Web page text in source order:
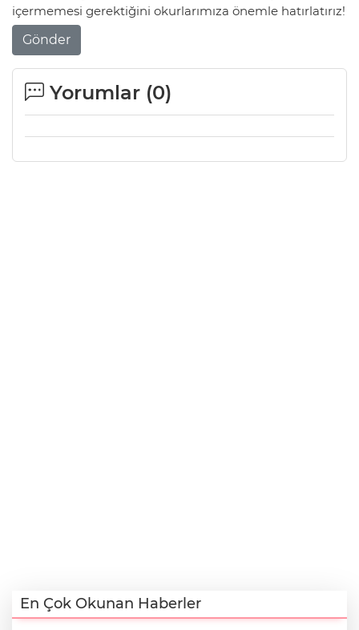
içermemesi gerektiğini okurlarımıza önemle hatırlatırız!
Gönder
Yorumlar (0)
En Çok Okunan Haberler